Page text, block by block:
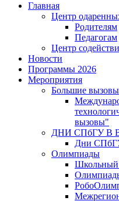
Главная
Центр
Родителям
Педагогам
Центр
Новости
Программы 2026
Мероприятия
Большие вызовы
вызовы"
ДНИ СПбГУ В
Дни
Олимпиады